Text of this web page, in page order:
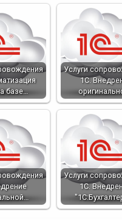
базе…
Услуги
1С.
Услуги
1С.